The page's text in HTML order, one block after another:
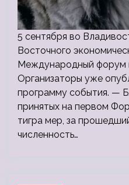
5 сентября во
Восточного
Международный форум
Организаторы уже
программу события. —
принятых на первом
тигра мер, за
численность…